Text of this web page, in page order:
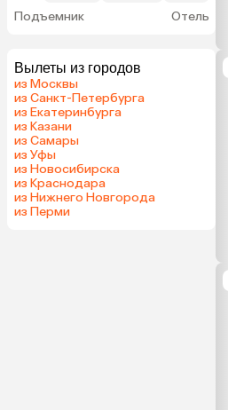
Подъемник
Отель
Вылеты из городов
из Москвы
из Санкт-Петербурга
из Екатеринбурга
из Казани
из Самары
из Уфы
из Новосибирска
из Краснодара
из Нижнего Новгорода
из Перми